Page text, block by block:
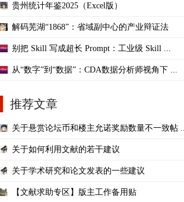
贵州统计年鉴2025（Excel版）
解码芜湖“1868”：省域副中心的产业辩证法
别把 Skill 写成超长 Prompt：工业级 Skill ...
从“数字”到“数据”：CDA数据分析师视角下 ...
推荐文章
关于悬赏论坛币和楼主允诺奖励数量不一致帖 ...
关于如何利用文献的若干建议
关于学术研究和论文发表的一些建议
【文献求助专区】版主工作备用贴